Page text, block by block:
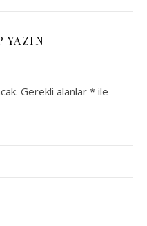
YAZIN
Gerekli alanlar * ile